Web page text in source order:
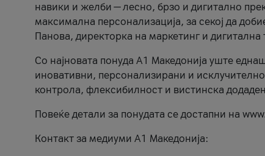
навики и желби — лесно, брзо и дигитално
максимална персонализација, за секој да
Панова, директорка на маркетинг и
Со најновата понуда А1 Македонија уште
иновативни, персонализирани и
контрола, флексибилност и вистинска
Повеќе детали за понудата се достапни на
Контакт за медиуми А1 Македонија: